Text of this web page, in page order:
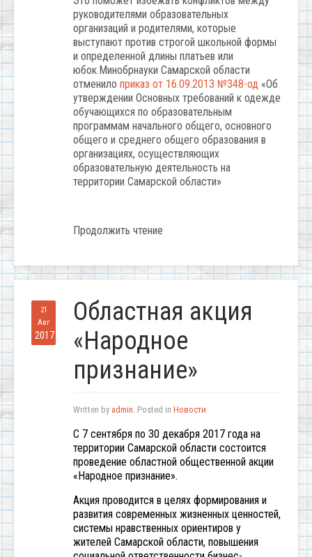
руководителями образовательных
организаций и родителями, которые
выступают против строгой школьной формы
и определенной длины платьев или
юбок.Минобрнауки Самарской области
отменило приказ от 16.09.2013 №348-од «Об
утверждении Основных требований к одежде
обучающихся по образовательным
программам начального общего, основного
общего и среднего общего образования в
организациях, осуществляющих
образовательную деятельность на
территории Самарской области»
Продолжить чтение
21
Авг
2017
Областная акция
«Народное
признание»
Written by admin . Posted in Новости
С 7 сентября по 30 декабря 2017 года на
территории Самарской области состоится
проведение областной общественной акции
«Народное признание».
Акция проводится в целях формирования и
развития современных жизненных ценностей,
системы нравственных ориентиров у
жителей Самарской области, повышения